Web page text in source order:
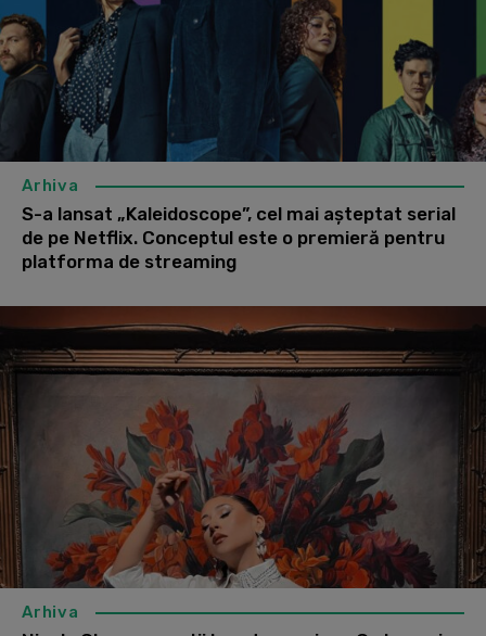
Arhiva
S-a lansat „Kaleidoscope”, cel mai așteptat serial
de pe Netflix. Conceptul este o premieră pentru
platforma de streaming
Arhiva